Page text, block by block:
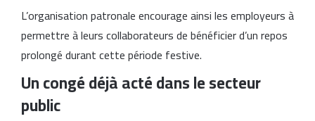
L’organisation patronale encourage ainsi les employeurs à
permettre à leurs collaborateurs de bénéficier d’un repos
prolongé durant cette période festive.
Un congé déjà acté dans le secteur
public